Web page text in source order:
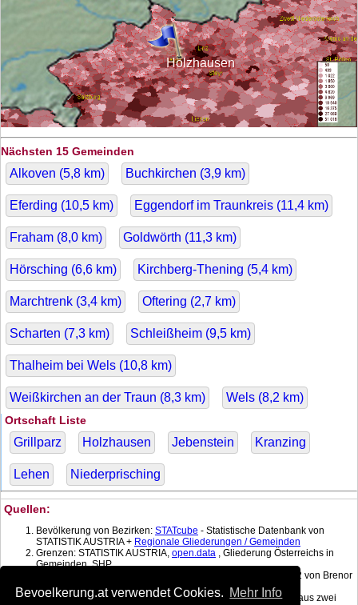
Bevoelkerung.at verwendet Cookies. Mehr Info
Holzhausen
Nächsten 15 Gemeinden
Alkoven (5,8 km) Buchkirchen (3,9 km)
Eferding (10,5 km) Eggendorf im Traunkreis (11,4 km)
Fraham (8,0 km) Goldwörth (11,3 km)
Hörsching (6,6 km) Kirchberg-Thening (5,4 km)
Marchtrenk (3,4 km) Oftering (2,7 km)
Scharten (7,3 km) Schleißheim (9,5 km)
Thalheim bei Wels (10,8 km)
Weißkirchen an der Traun (8,3 km) Wels (8,2 km)
Ortschaft Liste
Grillparz Holzhausen Jebenstein Kranzing
Lehen Niederprisching
Quellen:
Bevölkerung von Bezirken: STATcube - Statistische Datenbank von
STATISTIK AUSTRIA + Regionale Gliederungen / Gemeinden
Grenzen: STATISTIK AUSTRIA, open.data , Gliederung Österreichs in
Gemeinden, SHP
1.2 von Brenor
Brophy
Bevölkerung am Datum: Berechnet mit linearer Interpolation aus zwei